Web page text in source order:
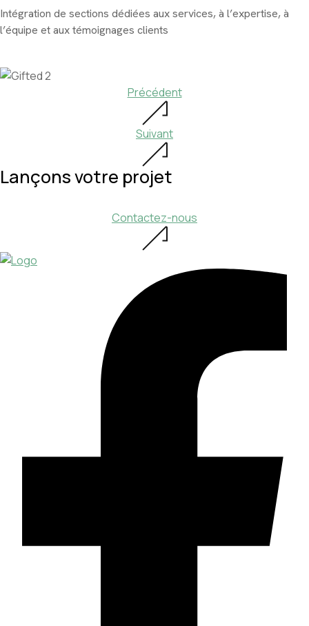
Intégration de sections dédiées aux services, à l’expertise, à
l’équipe et aux témoignages clients
Précédent
Suivant
Lançons votre projet
Contactez-nous